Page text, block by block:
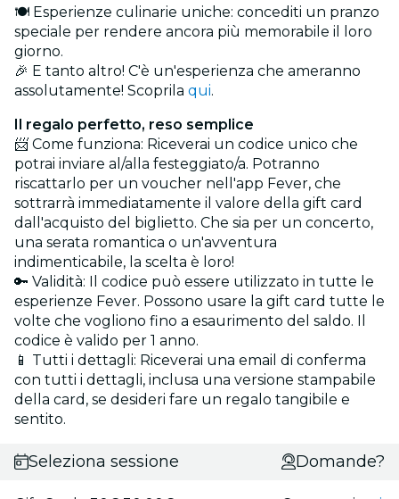
🍽️ Esperienze culinarie uniche: concediti un pranzo
speciale per rendere ancora più memorabile il loro
giorno.
🎉 E tanto altro! C'è un'esperienza che ameranno
assolutamente! Scoprila qui.
Il regalo perfetto, reso semplice
📨 Come funziona: Riceverai un codice unico che
potrai inviare al/alla festeggiato/a. Potranno
riscattarlo per un voucher nell'app Fever, che
sottrarrà immediatamente il valore della gift card
dall'acquisto del biglietto. Che sia per un concerto,
una serata romantica o un'avventura
indimenticabile, la scelta è loro!
🔑 Validità: Il codice può essere utilizzato in tutte le
esperienze Fever. Possono usare la gift card tutte le
volte che vogliono fino a esaurimento del saldo. Il
codice è valido per 1 anno.
📱 Tutti i dettagli: Riceverai una email di conferma
con tutti i dettagli, inclusa una versione stampabile
della card, se desideri fare un regalo tangibile e
sentito.
Seleziona sessione Domande?